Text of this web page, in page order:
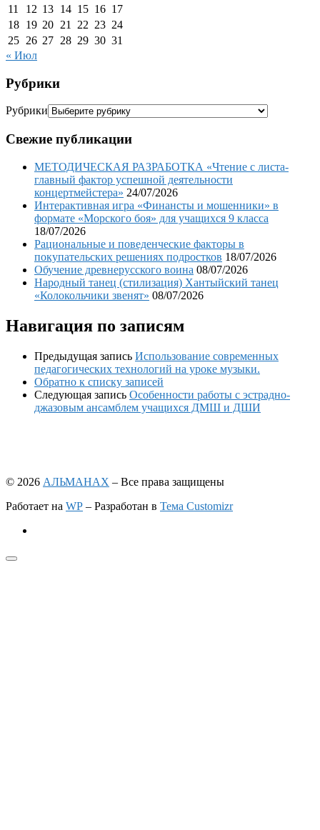
11
12 13 14 15 16 17
18 19 20 21 22 23 24
25 26 27 28 29 30 31
« Июл
Рубрики
Рубрики
Свежие публикации
МЕТОДИЧЕСКАЯ РАЗРАБОТКА «Чтение с листа-
главный фактор успешной деятельности
концертмейстера» 24/07/2026
Интерактивная игра «Финансты и мошенники» в
формате «Морского боя» для учащихся 9 класса
18/07/2026
Рациональные и поведенческие факторы в
покупательских решениях подростков 18/07/2026
Обучение древнерусского воина 08/07/2026
Народный танец (стилизация) Хантыйский танец
«Колокольчики звенят» 08/07/2026
Навигация по записям
Предыдущая запись Использование современных
педагогических технологий на уроке музыки.
Обратно к списку записей
Следующая запись Особенности работы с эстрадно-
джазовым ансамблем учащихся ДМШ и ДШИ
© 2026 АЛЬМАНАХ – Все права защищены
Работает на WP – Разработан в Тема Customizr